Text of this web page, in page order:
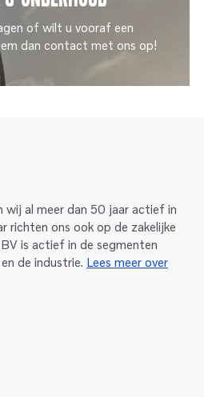
of wilt u vooraf een
dan contact met ons op!
wij al meer dan 50 jaar actief in
richten ons ook op de zakelijke
is actief in de segmenten
de industrie. Lees meer over